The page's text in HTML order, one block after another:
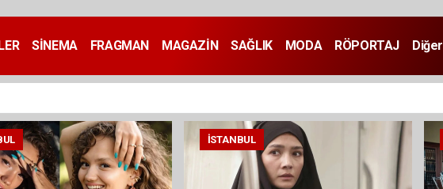
SİNEMA FRAGMAN MAGAZİN SAĞLIK MODA RÖPORTAJ Diğer
İSTANBUL